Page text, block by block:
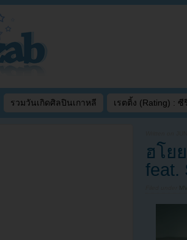
รวมวันเกิดศิลปินเกาหลี เรตติ้ง (Rating) : ซี
ฮโย
feat.